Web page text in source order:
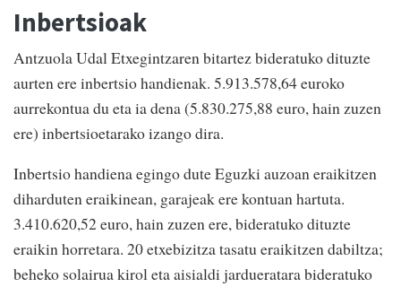
Inbertsioak
Antzuola Udal Etxegintzaren bitartez bideratuko dituzte
aurten ere inbertsio handienak. 5.913.578,64 euroko
aurrekontua du eta ia dena (5.830.275,88 euro, hain zuzen
ere) inbertsioetarako izango dira.
Inbertsio handiena egingo dute Eguzki auzoan eraikitzen
diharduten eraikinean, garajeak ere kontuan hartuta.
3.410.620,52 euro, hain zuzen ere, bideratuko dituzte
eraikin horretara. 20 etxebizitza tasatu eraikitzen dabiltza;
beheko solairua kirol eta aisialdi jardueratara bideratuko